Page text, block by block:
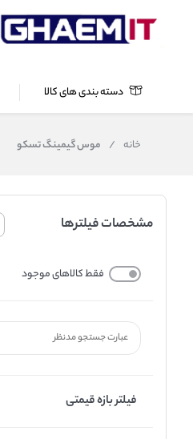
دسته بندی های کالا
خانه / موس گیمینگ تسکو
مشخصات فیلترها
فقط کالاهای موجود
فیلتر بازه قیمتی